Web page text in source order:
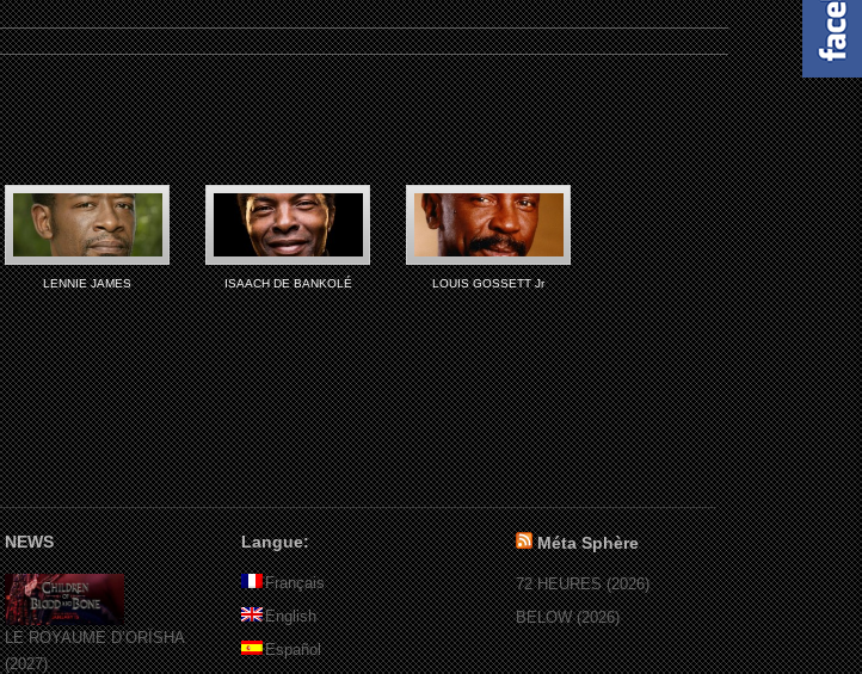
LENNIE JAMES ISAACH DE BANKOLÉ LOUIS GOSSETT Jr
NEWS
LE ROYAUME D’ORÏSHA
(2027)
Langue:
Français
English
Español
Méta Sphère
72 HEURES (2026)
BELOW (2026)